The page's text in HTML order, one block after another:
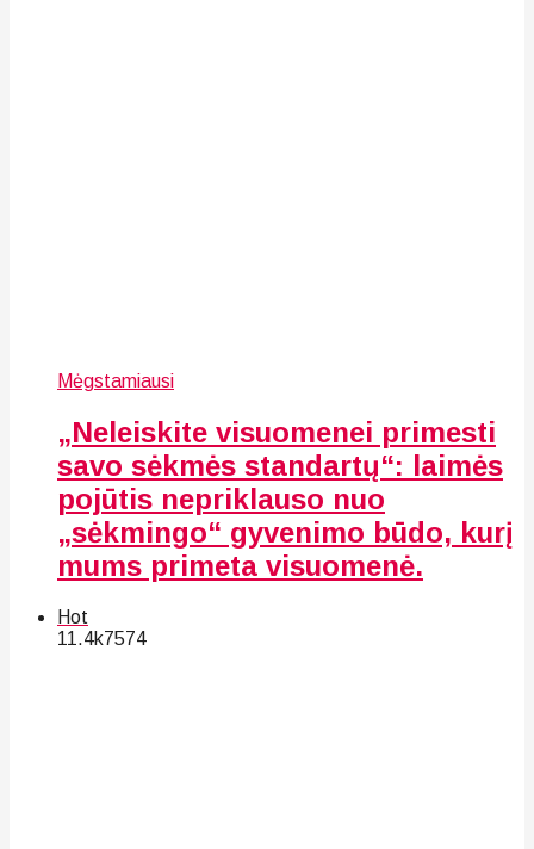
Mėgstamiausi
„Neleiskite visuomenei primesti
savo sėkmės standartų“: laimės
pojūtis nepriklauso nuo
„sėkmingo“ gyvenimo būdo, kurį
mums primeta visuomenė.
Hot
11.4k7574